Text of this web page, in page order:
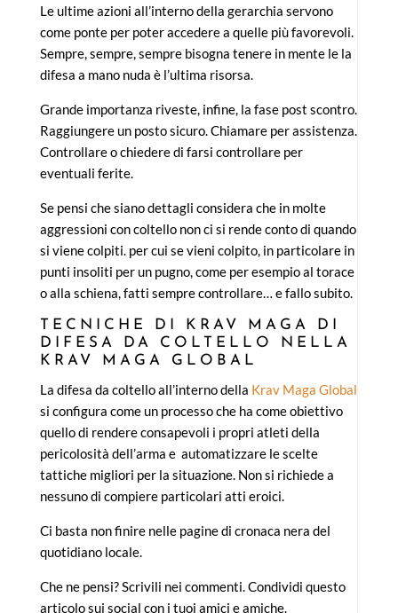
Le ultime azioni all’interno della gerarchia servono
come ponte per poter accedere a quelle più favorevoli.
Sempre, sempre, sempre bisogna tenere in mente le la
difesa a mano nuda è l’ultima risorsa.
Grande importanza riveste, infine, la fase post scontro.
Raggiungere un posto sicuro. Chiamare per assistenza.
Controllare o chiedere di farsi controllare per
eventuali ferite.
Se pensi che siano dettagli considera che in molte
aggressioni con coltello non ci si rende conto di quando
si viene colpiti. per cui se vieni colpito, in particolare in
punti insoliti per un pugno, come per esempio al torace
o alla schiena, fatti sempre controllare… e fallo subito.
TECNICHE DI KRAV MAGA DI
DIFESA DA COLTELLO NELLA
KRAV MAGA GLOBAL
La difesa da coltello all’interno della Krav Maga Global
si configura come un processo che ha come obiettivo
quello di rendere consapevoli i propri atleti della
pericolosità dell’arma e automatizzare le scelte
tattiche migliori per la situazione. Non si richiede a
nessuno di compiere particolari atti eroici.
Ci basta non finire nelle pagine di cronaca nera del
quotidiano locale.
Che ne pensi? Scrivili nei commenti. Condividi questo
articolo sui social con i tuoi amici e amiche.